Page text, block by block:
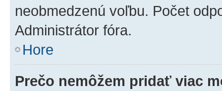
neobmedzenú voľbu. Počet
Administrátor fóra.
Hore
Prečo nemôžem pridať viac